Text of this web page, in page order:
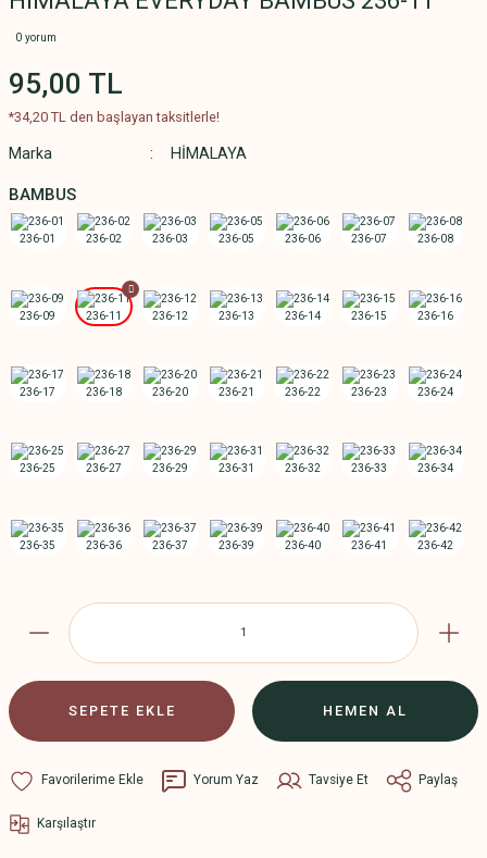
0 yorum
95,00 TL
*34,20 TL den başlayan taksitlerle!
Marka HİMALAYA
BAMBUS
SEPETE EKLE HEMEN AL
Yorum Yaz Tavsiye Et Paylaş
Karşılaştır